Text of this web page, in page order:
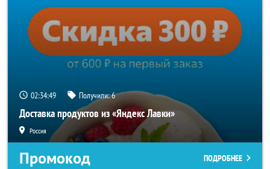
02:34:47 Получили:6
Доставка продуктов из «Яндекс Лавки»
Россия
Промокод ПОДРОБНЕЕ